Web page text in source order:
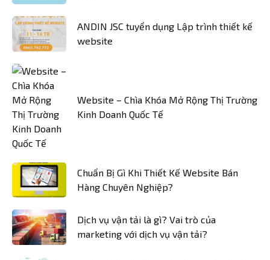
ANDIN JSC tuyển dụng Lập trình thiết kế
website
Website – Chìa Khóa Mở Rộng Thị Trường
Kinh Doanh Quốc Tế
Chuẩn Bị Gì Khi Thiết Kế Website Bán
Hàng Chuyên Nghiệp?
Dịch vụ vận tải là gì? Vai trò của
marketing với dịch vụ vận tải?